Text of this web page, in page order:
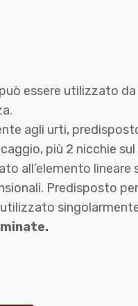
essere utilizzato
agli urti,
più 2 nicchie sul
all’elemento
Predisposto